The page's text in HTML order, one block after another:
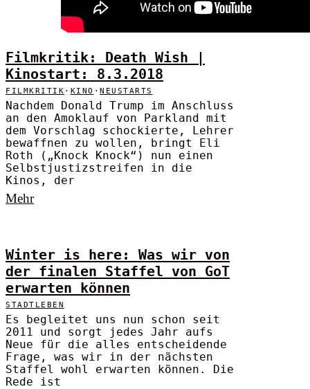
Filmkritik: Death Wish |
Kinostart: 8.3.2018
FILMKRITIK · KINO · NEUSTARTS
Nachdem Donald Trump im Anschluss
an den Amoklauf von Parkland mit
dem Vorschlag schockierte, Lehrer
bewaffnen zu wollen, bringt Eli
Roth („Knock Knock“) nun einen
Selbstjustizstreifen in die
Kinos, der
Mehr
Winter is here: Was wir von
der finalen Staffel von GoT
erwarten können
STADTLEBEN
Es begleitet uns nun schon seit
2011 und sorgt jedes Jahr aufs
Neue für die alles entscheidende
Frage, was wir in der nächsten
Staffel wohl erwarten können. Die
Rede ist